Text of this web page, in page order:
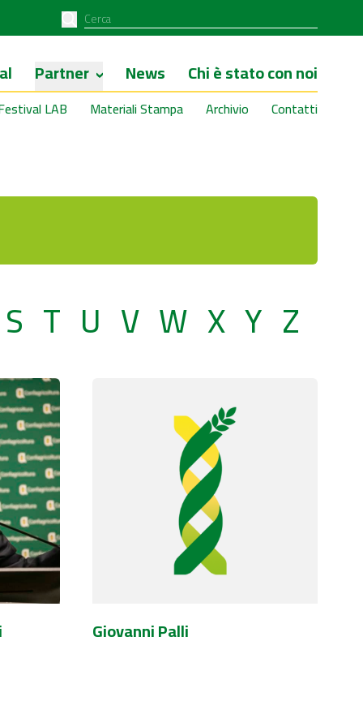
Partner News Chi è stato con noi
LAB Materiali Stampa Archivio Contatti
S T U V W X Y Z
Giovanni Palli